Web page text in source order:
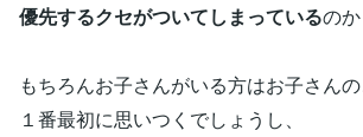
優先するクセがついてしまっているのか
もちろんお子さんがいる方はお子さん
１番最初に思いつくでしょうし、